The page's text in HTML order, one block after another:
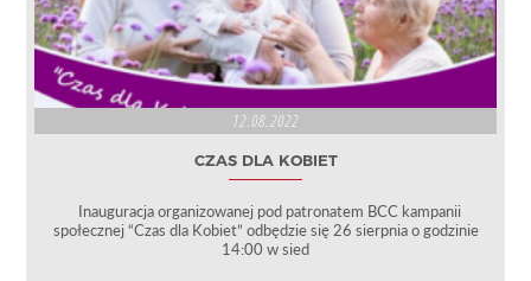
12.08.2022
CZAS DLA KOBIET
Inauguracja organizowanej pod patronatem BCC kampanii
społecznej “Czas dla Kobiet” odbędzie się 26 sierpnia o godzinie
14:00 w sied